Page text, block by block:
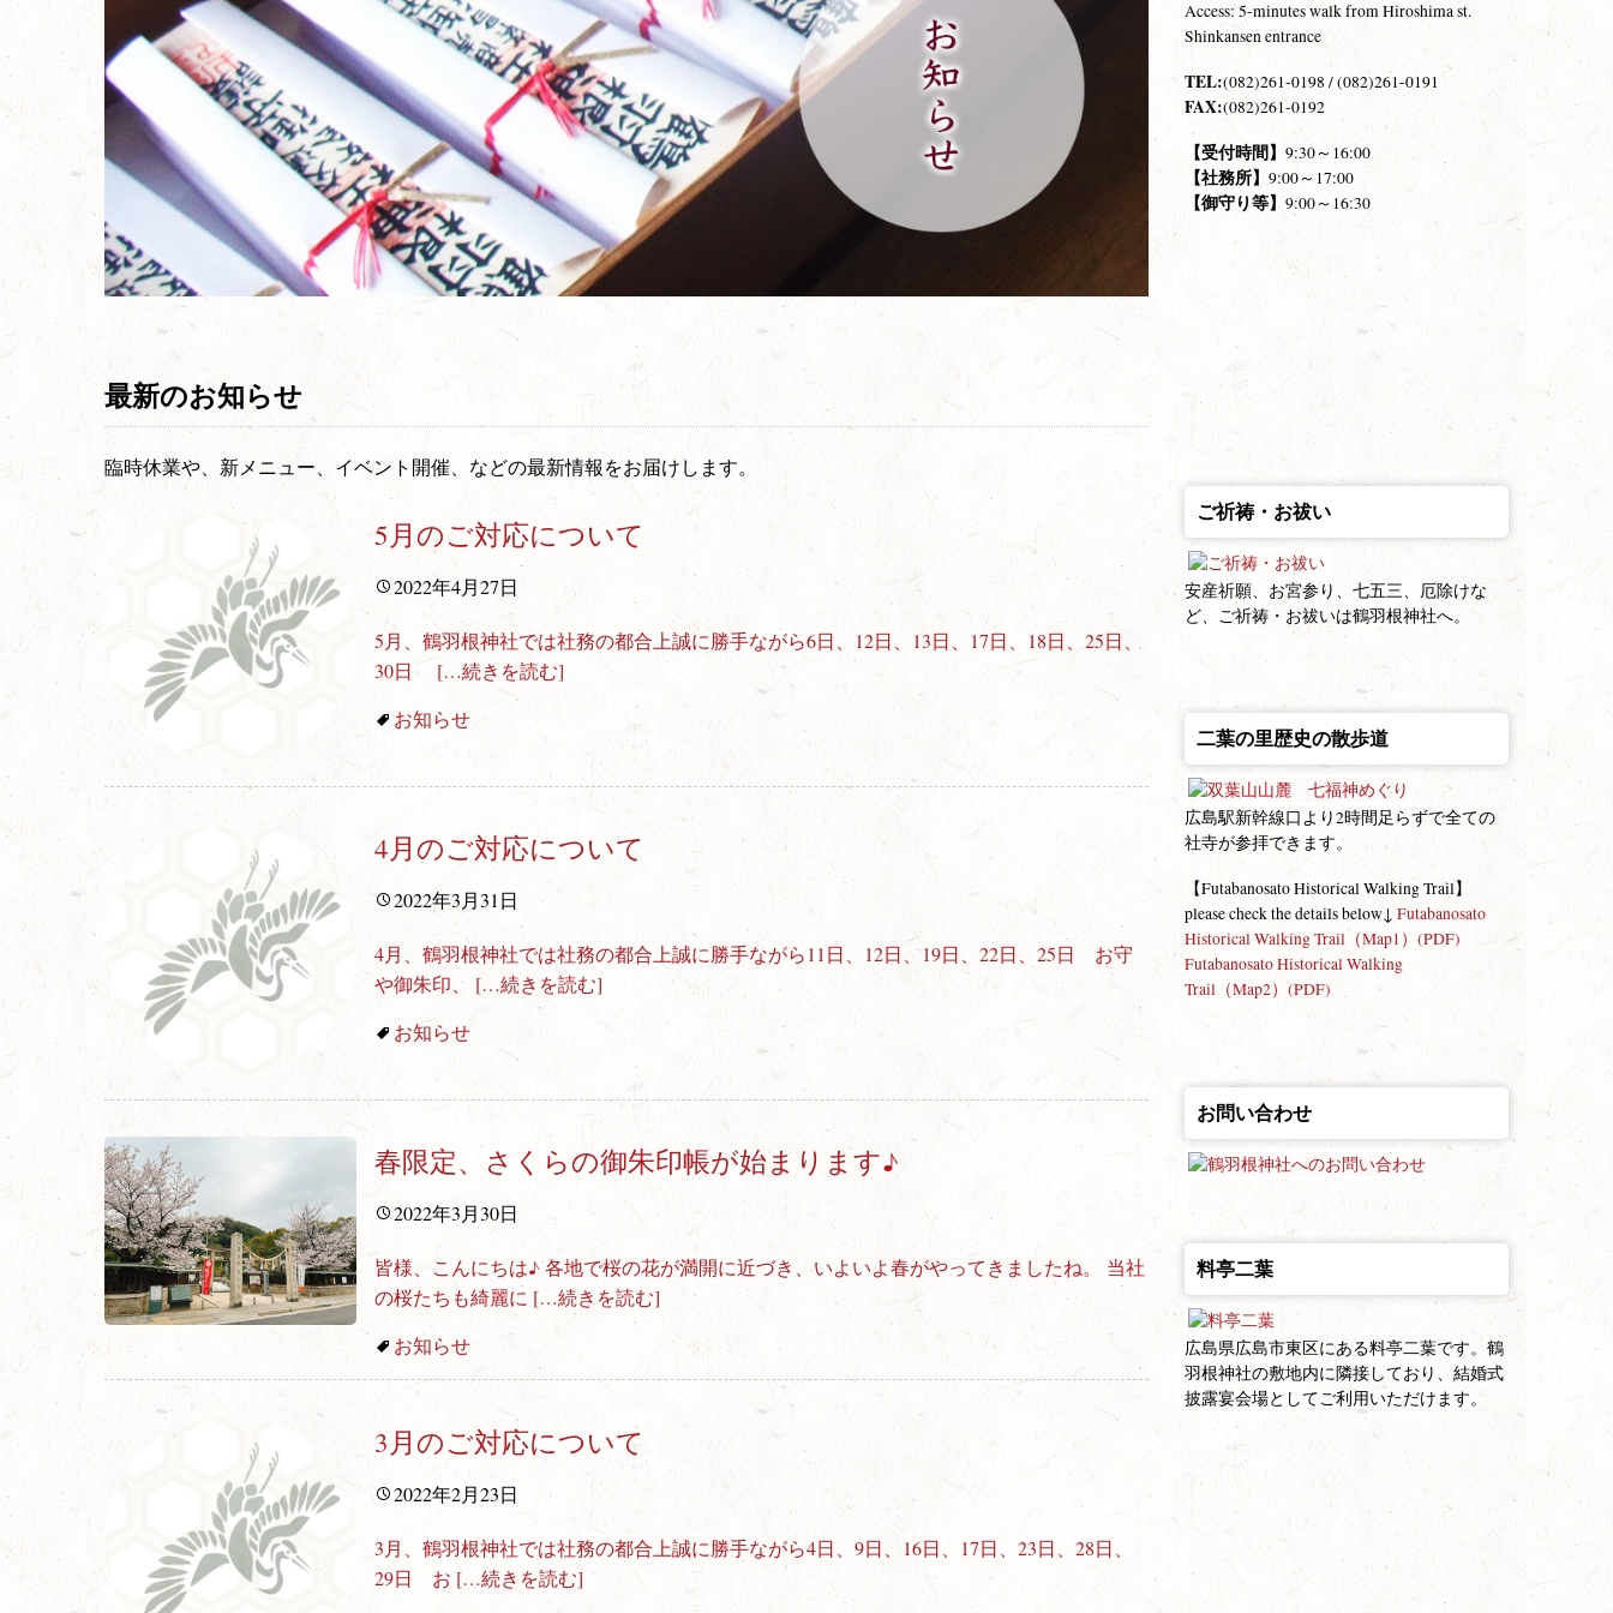
最新のお知らせ
臨時休業や、新メニュー、イベント開催、などの最新情報をお届けします。
5月のご対応について
2022年4月27日
5月、鶴羽根神社では社務の都合上誠に勝手ながら6日、12日、13日、17日、18日、25日、
30日 […続きを読む]
お知らせ
4月のご対応について
2022年3月31日
4月、鶴羽根神社では社務の都合上誠に勝手ながら11日、12日、19日、22日、25日 お守
や御朱印、 […続きを読む]
お知らせ
春限定、さくらの御朱印帳が始まります♪
2022年3月30日
皆様、こんにちは♪ 各地で桜の花が満開に近づき、いよいよ春がやってきましたね。 当社
の桜たちも綺麗に […続きを読む]
お知らせ
3月のご対応について
2022年2月23日
3月、鶴羽根神社では社務の都合上誠に勝手ながら4日、9日、16日、17日、23日、28日、
29日 お […続きを読む]
Access: 5-minutes walk from Hiroshima st.
Shinkansen entrance
TEL:(082)261-0198 / (082)261-0191
FAX:(082)261-0192
【受付時間】 9:30～16:00
【社務所】 9:00～17:00
【御守り等】 9:00～16:30
ご祈祷・お祓い
安産祈願、お宮参り、七五三、厄除けな
ど、ご祈祷・お祓いは鶴羽根神社へ。
二葉の里歴史の散歩道
広島駅新幹線口より2時間足らずで全ての
社寺が参拝できます。
【Futabanosato Historical Walking Trail】
please check the details below↓ Futabanosato
Historical Walking Trail（Map1）(PDF)
Futabanosato Historical Walking
Trail（Map2）(PDF)
お問い合わせ
料亭二葉
広島県広島市東区にある料亭二葉です。鶴
羽根神社の敷地内に隣接しており、結婚式
披露宴会場としてご利用いただけます。